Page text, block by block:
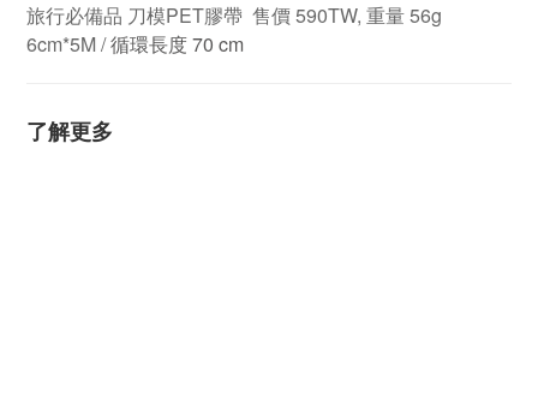
旅行必備品 刀模PET膠帶 售價 590TW, 重量 56g
6cm*5M /循環長度 70 cm
了解更多